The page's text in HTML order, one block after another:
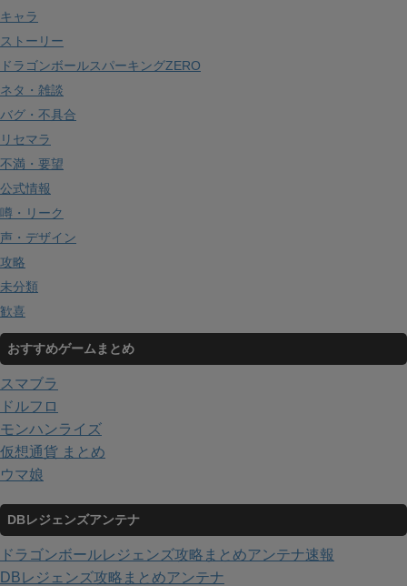
キャラ
ストーリー
ドラゴンボールスパーキングZERO
ネタ・雑談
バグ・不具合
リセマラ
不満・要望
公式情報
噂・リーク
声・デザイン
攻略
未分類
歓喜
おすすめゲームまとめ
スマブラ
ドルフロ
モンハンライズ
仮想通貨 まとめ
ウマ娘
DBレジェンズアンテナ
ドラゴンボールレジェンズ攻略まとめアンテナ速報
DBレジェンズ攻略まとめアンテナ